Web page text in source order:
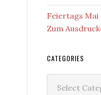
Feiertags Mai
Zum
CATEGORIES